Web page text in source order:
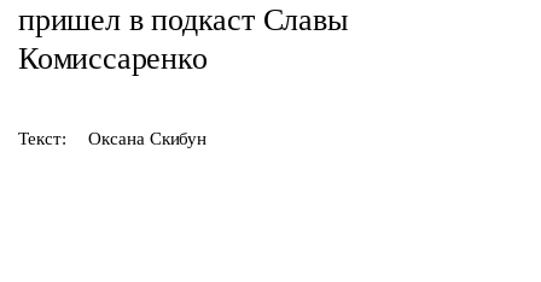
пришел в подкаст Славы
Комиссаренко
Текст: Оксана Скибун